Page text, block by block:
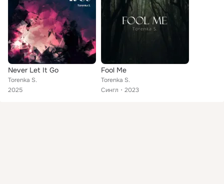
Never Let It Go
Torenka S.
2025
Fool Me
Torenka S.
Сингл
2023